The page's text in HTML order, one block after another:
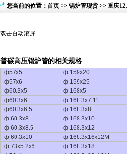
您当前的位置： 首页 >> 锅炉管现货>> 重庆12
双击自动滚屏
普碳高压锅炉管的相关规格
ф57x5 ф 159x20
ф57x6
ф 159x25
ф60.3x5
ф 168x5
ф60.3x6
ф 168.3x7.11
ф60.3x6.5
ф 168.3x8
ф 60.3x8
ф 168.3x10
ф 60.3x8.5
ф 168.3x12
ф 60.3x10
ф 168.3x16x12M
ф 73x5.2x6
ф 168.3x18